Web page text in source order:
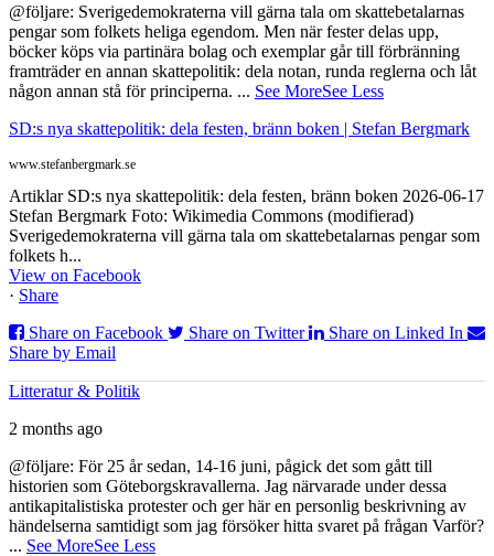
@följare: Sverigedemokraterna vill gärna tala om skattebetalarnas
pengar som folkets heliga egendom. Men när fester delas upp,
böcker köps via partinära bolag och exemplar går till förbränning
framträder en annan skattepolitik: dela notan, runda reglerna och låt
någon annan stå för principerna. ... See MoreSee Less
SD:s nya skattepolitik: dela festen, bränn boken | Stefan Bergmark
www.stefanbergmark.se
Artiklar SD:s nya skattepolitik: dela festen, bränn boken 2026-06-17
Stefan Bergmark Foto: Wikimedia Commons (modifierad)
Sverigedemokraterna vill gärna tala om skattebetalarnas pengar som
folkets h...
View on Facebook
· Share
Share on Facebook
Share on Twitter
Share on Linked In
Share by Email
Litteratur & Politik
2 months ago
@följare: För 25 år sedan, 14-16 juni, pågick det som gått till
historien som Göteborgskravallerna. Jag närvarade under dessa
antikapitalistiska protester och ger här en personlig beskrivning av
händelserna samtidigt som jag försöker hitta svaret på frågan Varför?
... See MoreSee Less